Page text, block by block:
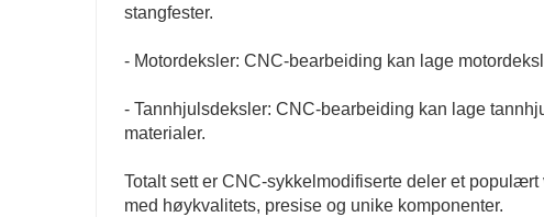
stangfester.
- Motordeksler: CNC-bearbeiding kan lage
- Tannhjulsdeksler: CNC-bearbeiding kan lage
materialer.
Totalt sett er CNC-sykkelmodifiserte deler et
med høykvalitets, presise og unike komponenter.